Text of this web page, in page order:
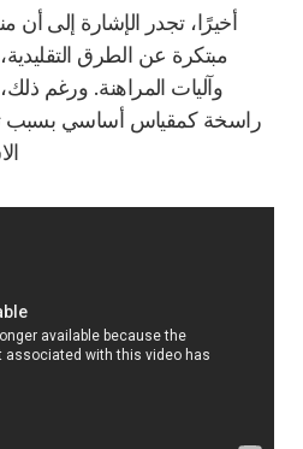
أخيرًا، تجدر الإشارة إلى
مبتكرة عن الطرق
وآليات المراهنة. ورغم
راسخة كمقياس أساسي بسبب